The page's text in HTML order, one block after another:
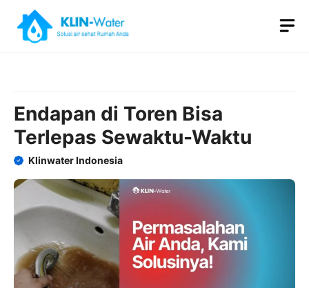
content
Endapan di Toren Bisa
Terlepas Sewaktu-Waktu
Klinwater Indonesia